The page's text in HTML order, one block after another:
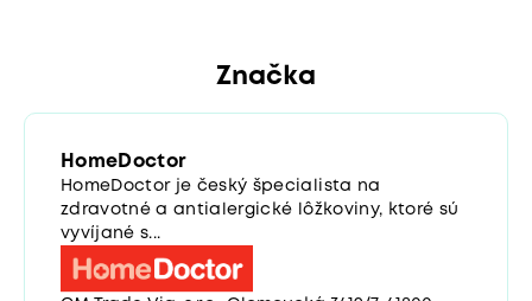
Značka
HomeDoctor
HomeDoctor je český špecialista na
zdravotné a antialergické lôžkoviny, ktoré sú
vyvíjané s...